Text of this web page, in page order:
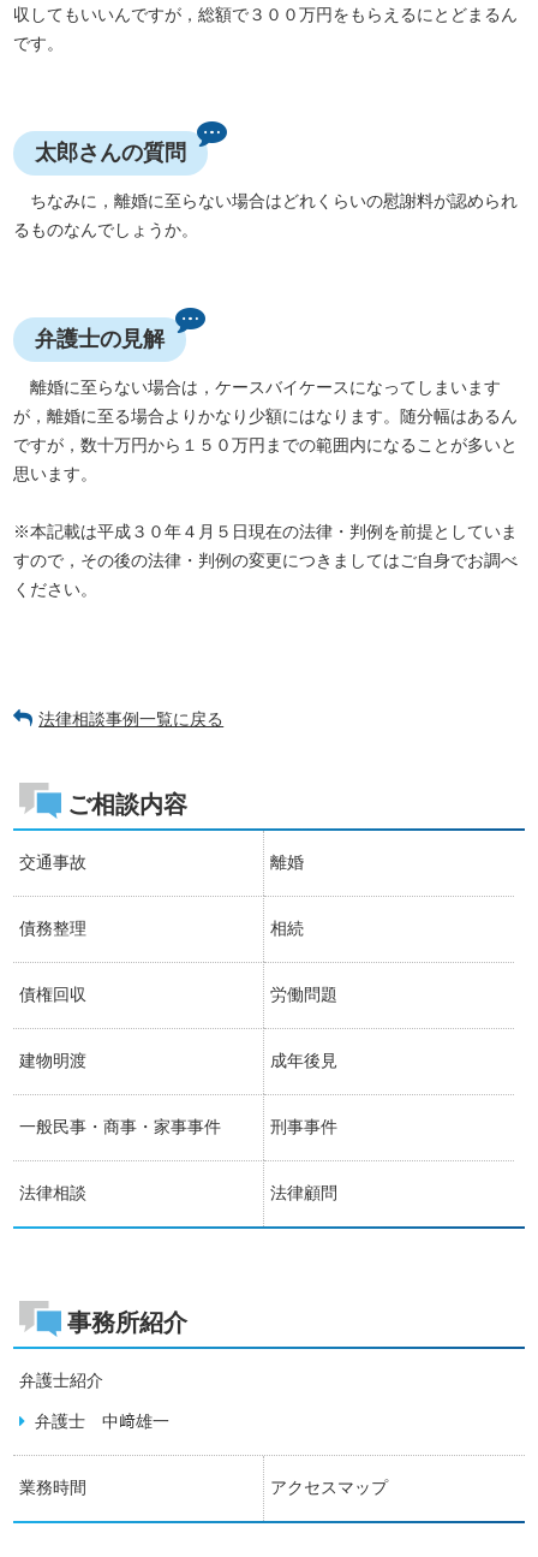
収してもいいんですが，総額で３００万円をもらえるにとどまるん
です。
太郎さんの質問
ちなみに，離婚に至らない場合はどれくらいの慰謝料が認められ
るものなんでしょうか。
弁護士の見解
離婚に至らない場合は，ケースバイケースになってしまいます
が，離婚に至る場合よりかなり少額にはなります。随分幅はあるん
ですが，数十万円から１５０万円までの範囲内になることが多いと
思います。
※本記載は平成３０年４月５日現在の法律・判例を前提としていま
すので，その後の法律・判例の変更につきましてはご自身でお調べ
ください。
法律相談事例一覧に戻る
ご相談内容
交通事故 離婚
債務整理 相続
債権回収 労働問題
建物明渡 成年後見
一般民事・商事・家事事件 刑事事件
法律相談 法律顧問
事務所紹介
弁護士紹介
弁護士 中﨑雄一
業務時間 アクセスマップ